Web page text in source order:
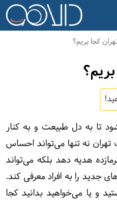
کجا بریم؟
تا به دل طبیعت و به کنار
نه تنها می‌تواند احساس
هدیه دهد بلکه می‌تواند
جدید را به افراد معرفی کند.
و یا می‌خواهید بدانید کجا